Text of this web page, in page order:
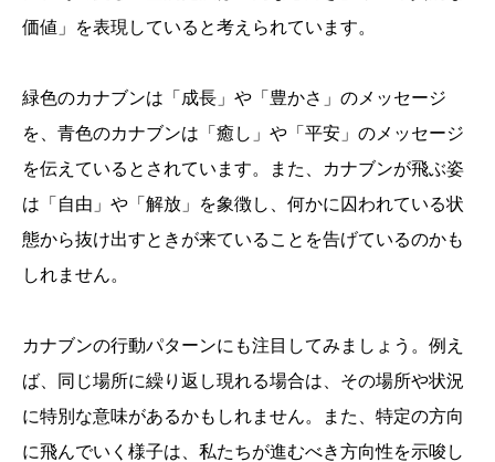
価値」を表現していると考えられています。
緑色のカナブンは「成長」や「豊かさ」のメッセージ
を、青色のカナブンは「癒し」や「平安」のメッセージ
を伝えているとされています。また、カナブンが飛ぶ姿
は「自由」や「解放」を象徴し、何かに囚われている状
態から抜け出すときが来ていることを告げているのかも
しれません。
カナブンの行動パターンにも注目してみましょう。例え
ば、同じ場所に繰り返し現れる場合は、その場所や状況
に特別な意味があるかもしれません。また、特定の方向
に飛んでいく様子は、私たちが進むべき方向性を示唆し